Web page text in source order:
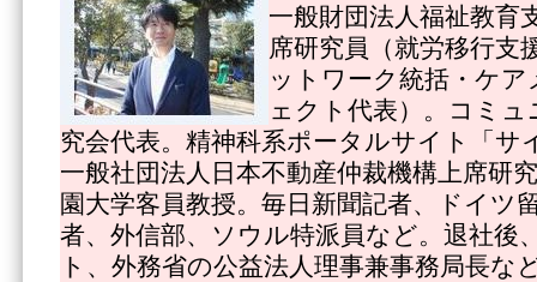
一般財団法人福祉教育
席研究員（就労移行支
ットワーク統括・ケ
ェクト代表）。コミ
究会代表。精神科系ポータルサイト「サ
一般社団法人日本不動産仲裁機構上席研
園大学客員教授。毎日新聞記者、ドイツ
者、外信部、ソウル特派員など。退社後
ト、外務省の公益法人理事兼事務局長な